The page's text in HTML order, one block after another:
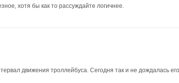
хотя бы как то рассуждайте логичнее.
движения троллейбуса. Сегодня так и не дождалась его